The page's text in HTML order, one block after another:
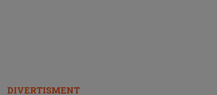
DIVERTISMENT